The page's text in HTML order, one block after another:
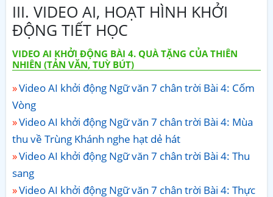
III. VIDEO AI, HOẠT HÌNH KHỞI
ĐỘNG TIẾT HỌC
VIDEO AI KHỞI ĐỘNG BÀI 4. QUÀ TẶNG CỦA THIÊN
NHIÊN (TẢN VĂN, TUỲ BÚT)
Video AI khởi động Ngữ văn 7 chân trời Bài 4: Cốm
Vòng
Video AI khởi động Ngữ văn 7 chân trời Bài 4: Mùa
thu về Trùng Khánh nghe hạt dẻ hát
Video AI khởi động Ngữ văn 7 chân trời Bài 4: Thu
sang
Video AI khởi động Ngữ văn 7 chân trời Bài 4: Thực